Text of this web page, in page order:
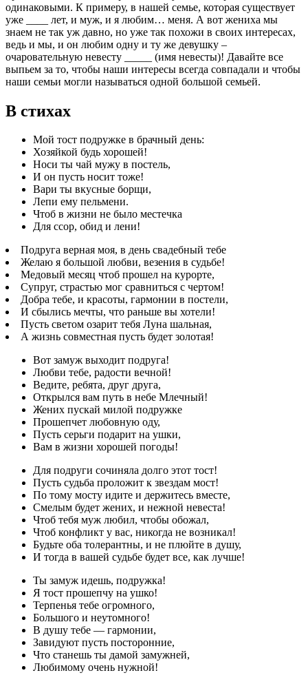
одинаковыми. К примеру, в нашей семье, которая существует
уже ____ лет, и муж, и я любим… меня. А вот жениха мы
знаем не так уж давно, но уже так похожи в своих интересах,
ведь и мы, и он любим одну и ту же девушку –
очаровательную невесту _____ (имя невесты)! Давайте все
выпьем за то, чтобы наши интересы всегда совпадали и чтобы
наши семьи могли называться одной большой семьей.
В стихах
Мой тост подружке в брачный день:
Хозяйкой будь хорошей!
Носи ты чай мужу в постель,
И он пусть носит тоже!
Вари ты вкусные борщи,
Лепи ему пельмени.
Чтоб в жизни не было местечка
Для ссор, обид и лени!
Подруга верная моя, в день свадебный тебе
Желаю я большой любви, везения в судьбе!
Медовый месяц чтоб прошел на курорте,
Супруг, страстью мог сравниться с чертом!
Добра тебе, и красоты, гармонии в постели,
И сбылись мечты, что раньше вы хотели!
Пусть светом озарит тебя Луна шальная,
А жизнь совместная пусть будет золотая!
Вот замуж выходит подруга!
Любви тебе, радости вечной!
Ведите, ребята, друг друга,
Открылся вам путь в небе Млечный!
Жених пускай милой подружке
Прошепчет любовную оду,
Пусть серьги подарит на ушки,
Вам в жизни хорошей погоды!
Для подруги сочиняла долго этот тост!
Пусть судьба проложит к звездам мост!
По тому мосту идите и держитесь вместе,
Смелым будет жених, и нежной невеста!
Чтоб тебя муж любил, чтобы обожал,
Чтоб конфликт у вас, никогда не возникал!
Будьте оба толерантны, и не плюйте в душу,
И тогда в вашей судьбе будет все, как лучше!
Ты замуж идешь, подружка!
Я тост прошепчу на ушко!
Терпенья тебе огромного,
Большого и неутомного!
В душу тебе — гармонии,
Завидуют пусть посторонние,
Что станешь ты дамой замужней,
Любимому очень нужной!